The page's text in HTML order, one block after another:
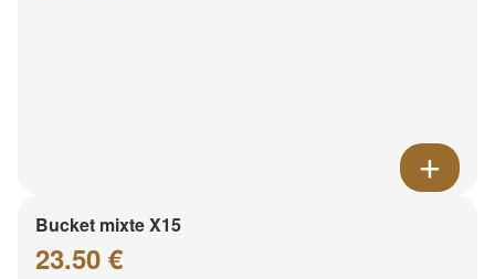
Bucket mixte X15
23.50 €